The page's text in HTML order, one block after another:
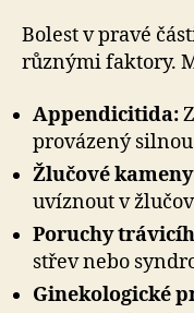
Bolest v pravé
různými faktory.
Appendicitida:
provázený
Žlučové
uvíznout v
Poruchy
střev nebo
Ginekologické